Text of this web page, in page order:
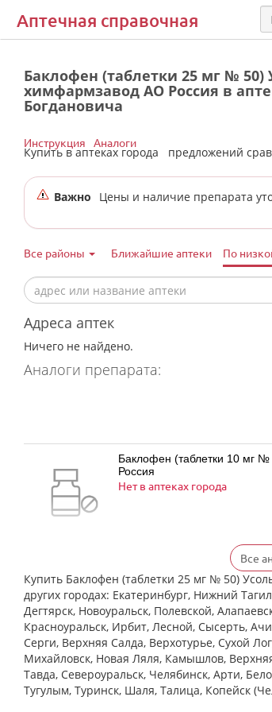
Аптечная справочная
Баклофен (таблетки 25 мг № 50)
химфармзавод АО Россия в
Богдановича
Купить в аптеках города предложений
Инструкция Аналоги
Важно Цены и наличие препарата
Все районы Ближайшие аптеки По
Адреса аптек
Ничего не найдено.
Аналоги препарата:
Баклофен (таблетки 10 мг
Россия
Нет в аптеках города
Баклофен (таблетки 25 мг
Россия
Нет в аптеках города
Баклосан (таблетки 10 мг №
Польфарма АО Польша
Нет в аптеках города
Все
Купить Баклофен (таблетки 25 мг № 50)
других городах: Екатеринбург, Нижний
Дегтярск, Новоуральск, Полевской,
Красноуральск, Ирбит, Лесной, Сысерть,
Cерги, Верхняя Салда, Верхотурье, Сухой
Михайловск, Новая Ляля, Камышлов,
Тавда, Североуральск, Челябинск, Арти,
Тугулым, Туринск, Шаля, Талица, Копейск